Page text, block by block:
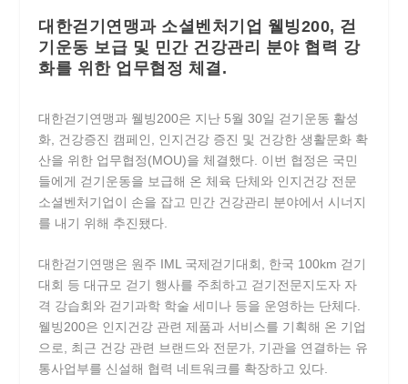
대한걷기연맹과 소셜벤처기업 웰빙200, 걷
기운동 보급 및 민간 건강관리 분야 협력 강
화를 위한 업무협정 체결.
대한걷기연맹과 웰빙200은 지난 5월 30일 걷기운동 활성
화, 건강증진 캠페인, 인지건강 증진 및 건강한 생활문화 확
산을 위한 업무협정(MOU)을 체결했다. 이번 협정은 국민
들에게 걷기운동을 보급해 온 체육 단체와 인지건강 전문
소셜벤처기업이 손을 잡고 민간 건강관리 분야에서 시너지
를 내기 위해 추진됐다.
대한걷기연맹은 원주 IML 국제걷기대회, 한국 100km 걷기
대회 등 대규모 걷기 행사를 주최하고 걷기전문지도자 자
격 강습회와 걷기과학 학술 세미나 등을 운영하는 단체다.
웰빙200은 인지건강 관련 제품과 서비스를 기획해 온 기업
으로, 최근 건강 관련 브랜드와 전문가, 기관을 연결하는 유
통사업부를 신설해 협력 네트워크를 확장하고 있다.